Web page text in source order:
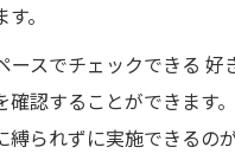
。
ースでチェックできる 好
確認することができます
縛られずに実施できるのが